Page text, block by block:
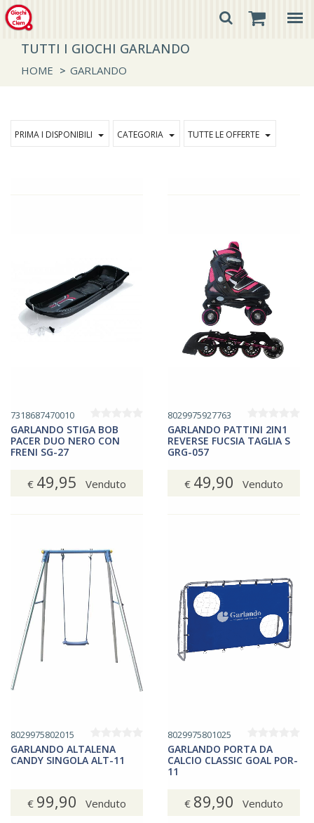
TUTTI I GIOCHI GARLANDO
HOME > GARLANDO
PRIMA I DISPONIBILI CATEGORIA TUTTE LE OFFERTE
7318687470010
GARLANDO STIGA BOB
PACER DUO NERO CON
FRENI SG-27
€ 49,95 Venduto
8029975927763
GARLANDO PATTINI 2IN1
REVERSE FUCSIA TAGLIA S
GRG-057
€ 49,90 Venduto
8029975802015
GARLANDO ALTALENA
CANDY SINGOLA ALT-11
€ 99,90 Venduto
8029975801025
GARLANDO PORTA DA
CALCIO CLASSIC GOAL POR-
11
€ 89,90 Venduto